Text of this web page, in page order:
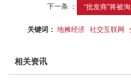
下一条 ： “批发商”将被
关键词：地摊经济 社交互联网
相关资讯